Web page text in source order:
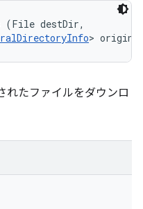
(File destDir,
>
れたファイルをダウンロ